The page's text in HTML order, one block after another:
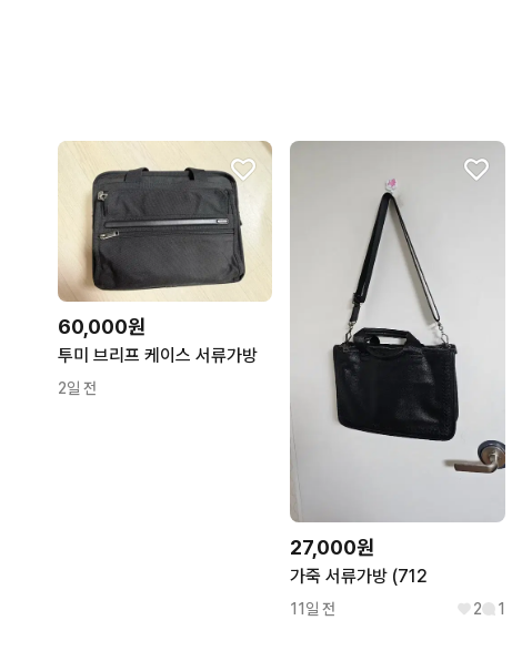
60,000원
투미 브리프 케이스 서류가방
2일 전
27,000원
가죽 서류가방 (712
11일 전 2 1